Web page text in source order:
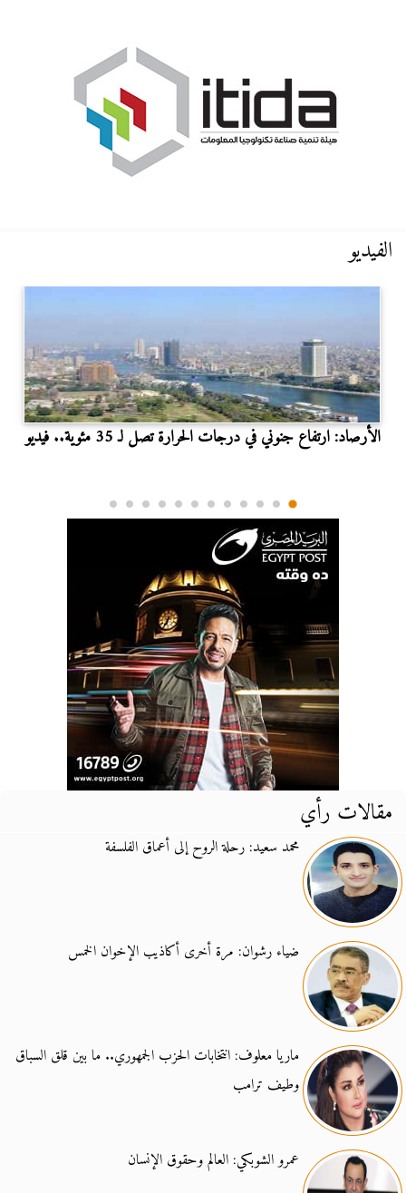
الفيديو
الأرصاد: ارتفاع جنوني في درجات الحرارة تصل لـ 35 مئوية.. فيديو
مقالات رأي
محمد سعيد: رحلة الروح إلى أعماق الفلسفة
ضياء رشوان: مرة أخرى أكاذيب الإخوان الخمس
ماريا معلوف: انتخابات الحزب الجمهوري.. ما بين قلق السباق
وطيف ترامب
عمرو الشوبكي: العالم وحقوق الإنسان